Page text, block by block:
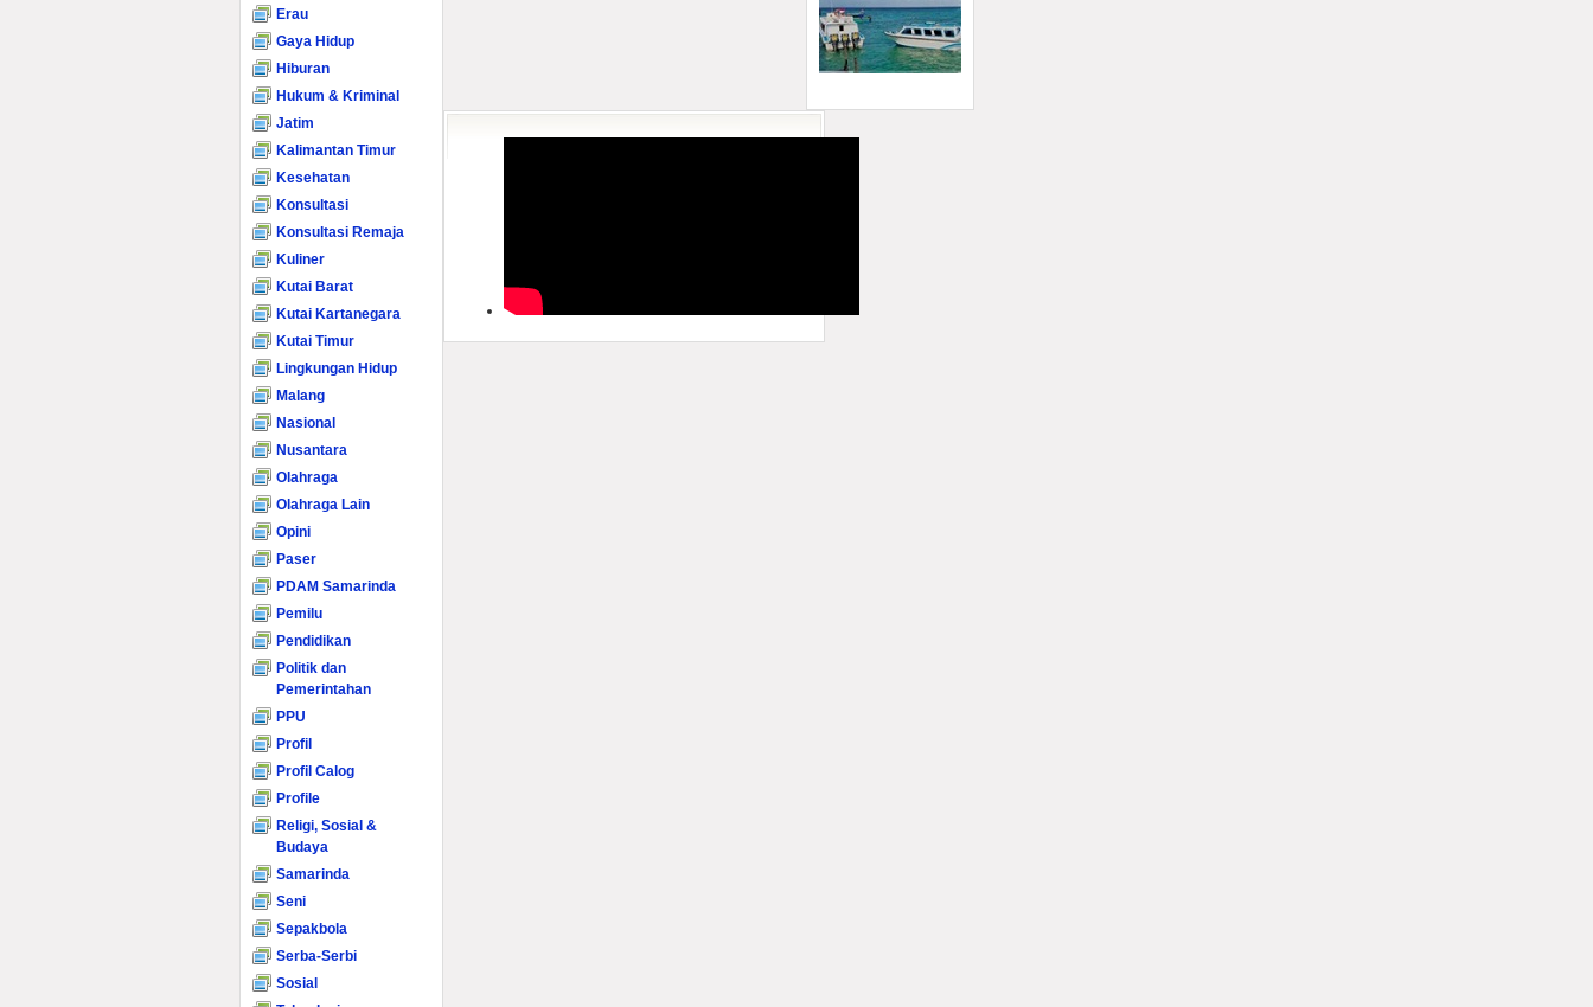
Erau
Gaya Hidup
Hiburan
Hukum & Kriminal
Jatim
Kalimantan Timur
Kesehatan
Konsultasi
Konsultasi Remaja
Kuliner
Kutai Barat
Kutai Kartanegara
Kutai Timur
Lingkungan Hidup
Malang
Nasional
Nusantara
Olahraga
Olahraga Lain
Opini
Paser
PDAM Samarinda
Pemilu
Pendidikan
Politik dan
Pemerintahan
PPU
Profil
Profil Calog
Profile
Religi, Sosial &
Budaya
Samarinda
Seni
Sepakbola
Serba-Serbi
Sosial